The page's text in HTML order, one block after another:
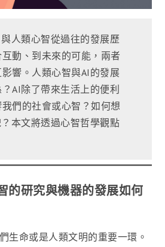
人類心智從過往的發展歷
動、到未來的可能，兩者
響。人類心智與AI的發展
AI除了帶來生活上的便利
們的社會或心智？如何想
本文將透過心智哲學觀點
的研究與機器的發展如何
生命或是人類文明的重要一環。